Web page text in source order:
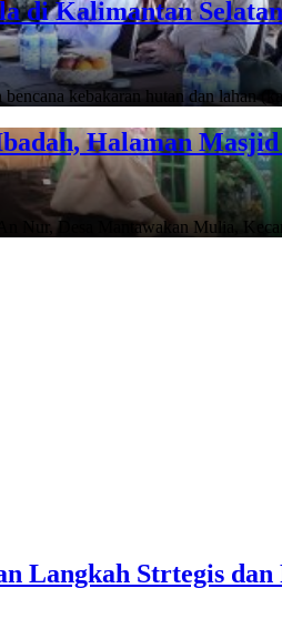
Kalimantan
kebakaran hutan dan lahan
Halaman
Nur, Desa Mantawakan Mulia,
Langkah Strtegis